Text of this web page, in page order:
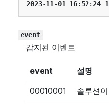
2023-11-01 16: 52:24
event
감지된 이벤트
event 설명
00010001 솔루션